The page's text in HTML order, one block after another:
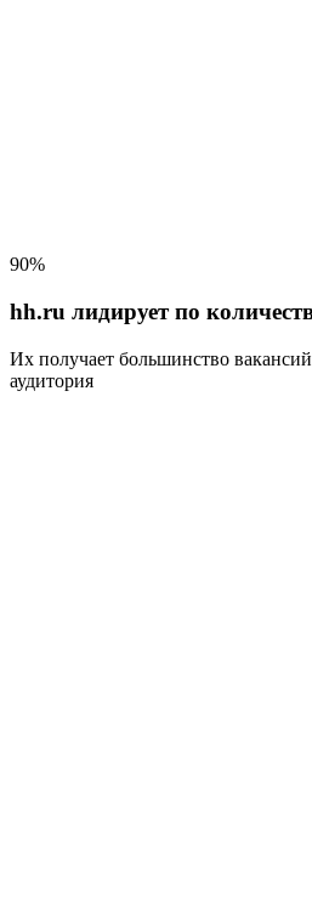
90%
hh.ru лидирует по
Их получает большинство вакансий
аудитория